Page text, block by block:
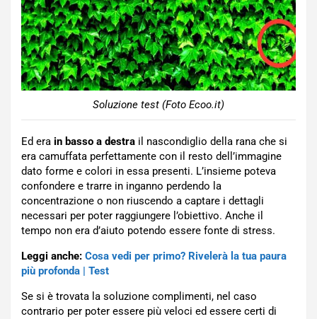
Soluzione test (Foto Ecoo.it)
Ed era in basso a destra il nascondiglio della rana che si
era camuffata perfettamente con il resto dell’immagine
dato forme e colori in essa presenti. L’insieme poteva
confondere e trarre in inganno perdendo la
concentrazione o non riuscendo a captare i dettagli
necessari per poter raggiungere l’obiettivo. Anche il
tempo non era d’aiuto potendo essere fonte di stress.
Leggi anche: Cosa vedi per primo? Rivelerà la tua paura
più profonda | Test
Se si è trovata la soluzione complimenti, nel caso
contrario per poter essere più veloci ed essere certi di